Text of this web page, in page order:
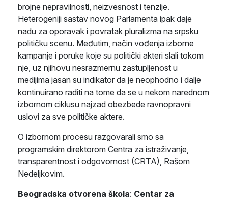
brojne nepravilnosti, neizvesnost i tenzije.
Heterogeniji sastav novog Parlamenta ipak daje
nadu za oporavak i povratak pluralizma na srpsku
političku scenu. Međutim, način vođenja izborne
kampanje i poruke koje su politički akteri slali tokom
nje, uz njihovu nesrazmernu zastupljenost u
medijima jasan su indikator da je neophodno i dalje
kontinuirano raditi na tome da se u nekom narednom
izbornom ciklusu najzad obezbede ravnopravni
uslovi za sve političke aktere.
O izbornom procesu razgovarali smo sa
programskim direktorom Centra za istraživanje,
transparentnost i odgovornost (CRTA), Rašom
Nedeljkovim.
Beogradska otvorena škola: Centar za